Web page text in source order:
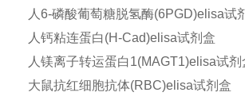
人6-磷酸葡萄糖脱氢酶(6PGD)elisa试
人钙粘连蛋白(H-Cad)elisa试剂盒
人镁离子转运蛋白1(MAGT1)elisa试剂
大鼠抗红细胞抗体(RBC)elisa试剂盒